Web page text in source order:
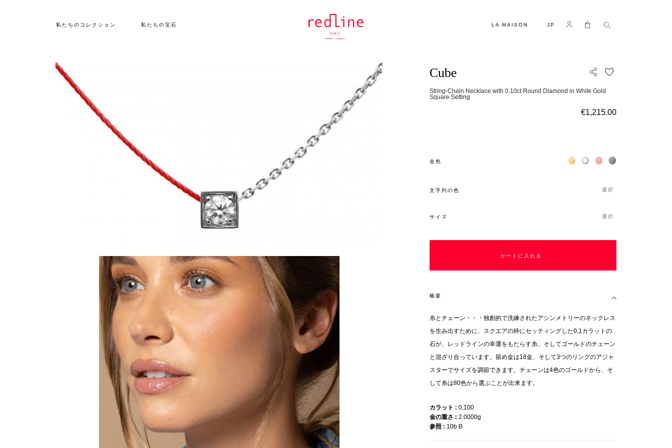
私たちのコレクション 私たちの宝石 LA MAISON JP Log in マイカート
Cube
String-Chain Necklace with 0.10ct Round Diamond in White Gold
Square Setting
€1,215.00
金色 Жёлтое золото 18К
Белое золото 18К
Розовое золото 18К
Чёрное золото 18К
文字列の色 選択
サイズ 選択
カートに入れる
概要
糸とチェーン・・・独創的で洗練されたアシンメトリーのネックレス
を生み出すために、スクエアの枠にセッティングした0,1カラットの
石が、レッドラインの幸運をもたらす糸、そしてゴールドのチェーン
と混ざり合っています。留め金は18金、そして3つのリングのアジャ
スターでサイズを調節できます。チェーンは4色のゴールドから、そ
して糸は80色から選ぶことが出来ます。
カラット
0,100
金の重さ
2.0000g
参照
10b B